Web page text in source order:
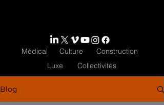
Médical Culture
Construction
Luxe
Collectivités
Blog